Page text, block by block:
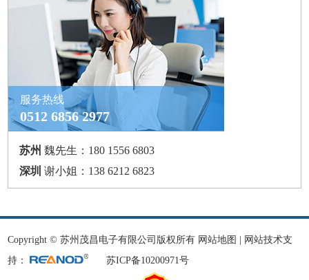
服务热线
0512 6856 2977
苏州 魏先生：180 1556 6803
深圳
谢小姐：138 6212 6823
Copyright © 苏州茂昌电子有限公司版权所有 网站地图
| 网站技术支
持：
苏ICP备10200971号